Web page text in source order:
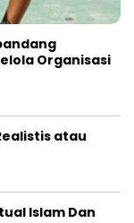
Organisasi
atau
Islam Dan